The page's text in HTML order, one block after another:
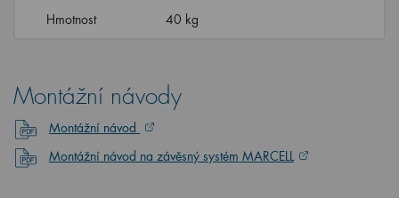
Hmotnost
40 kg
Montážní návody
Montážní návod
Montážní návod na závěsný systém MARCELL